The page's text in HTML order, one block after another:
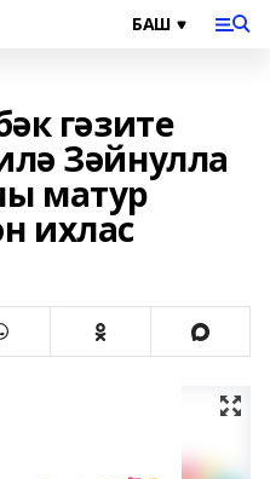
гәзите
Зәйнулла
матур
ихлас